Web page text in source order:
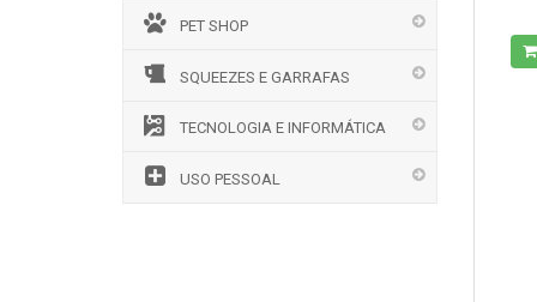
PET SHOP
SQUEEZES E GARRAFAS
TECNOLOGIA E INFORMÁTICA
USO PESSOAL